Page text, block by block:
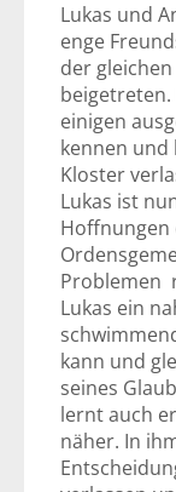
Lukas und
enge
der
einigen
kennen und
Kloster
Lukas ist
Problemen
Lukas ein
kann und
seines
lernt auch
näher. In